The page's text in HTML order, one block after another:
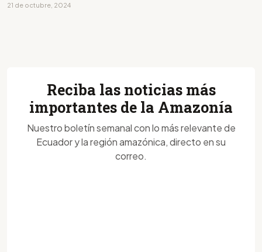
21 de octubre, 2024
Reciba las noticias más
importantes de la Amazonía
Nuestro boletín semanal con lo más relevante de
Ecuador y la región amazónica, directo en su
correo.